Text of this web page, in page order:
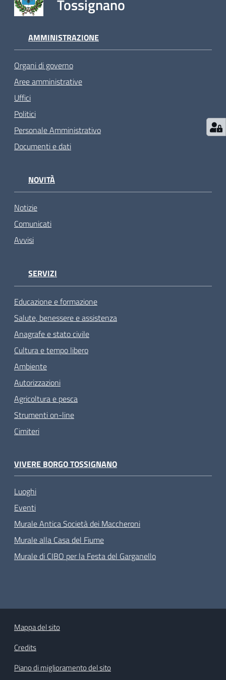
Tossignano
AMMINISTRAZIONE
Organi di governo
Aree amministrative
Uffici
Politici
Personale Amministrativo
Documenti e dati
NOVITÀ
Notizie
Comunicati
Avvisi
SERVIZI
Educazione e formazione
Salute, benessere e assistenza
Anagrafe e stato civile
Cultura e tempo libero
Ambiente
Autorizzazioni
Agricoltura e pesca
Strumenti on-line
Cimiteri
VIVERE BORGO TOSSIGNANO
Luoghi
Eventi
Murale Antica Società dei Maccheroni
Murale alla Casa del Fiume
Murale di CIBO per la Festa del Garganello
Mappa del sito
Credits
Piano di miglioramento del sito